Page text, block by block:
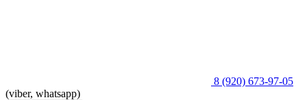
8 (920) 673-97-05
(viber, whatsapp)